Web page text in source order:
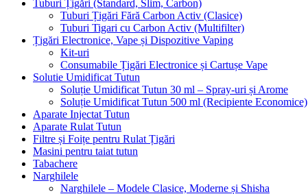
Tuburi Țigări (Standard, Slim, Carbon)
Tuburi Țigări Fără Carbon Activ (Clasice)
Tuburi Tigari cu Carbon Activ (Multifilter)
Țigări Electronice, Vape și Dispozitive Vaping
Kit-uri
Consumabile Țigări Electronice și Cartușe Vape
Solutie Umidificat Tutun
Soluție Umidificat Tutun 30 ml – Spray-uri și Arome
Soluție Umidificat Tutun 500 ml (Recipiente Economice)
Aparate Injectat Tutun
Aparate Rulat Tutun
Filtre și Foițe pentru Rulat Țigări
Masini pentru taiat tutun
Tabachere
Narghilele
Narghilele – Modele Clasice, Moderne și Shisha